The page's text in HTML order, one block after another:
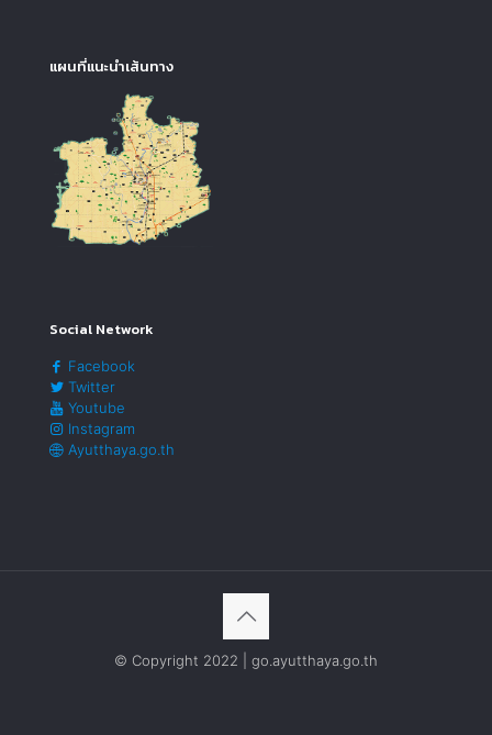
แผนที่แนะนำเส้นทาง
Social Network
Facebook
Twitter
Youtube
Instagram
Ayutthaya.go.th
© Copyright 2022 | go.ayutthaya.go.th